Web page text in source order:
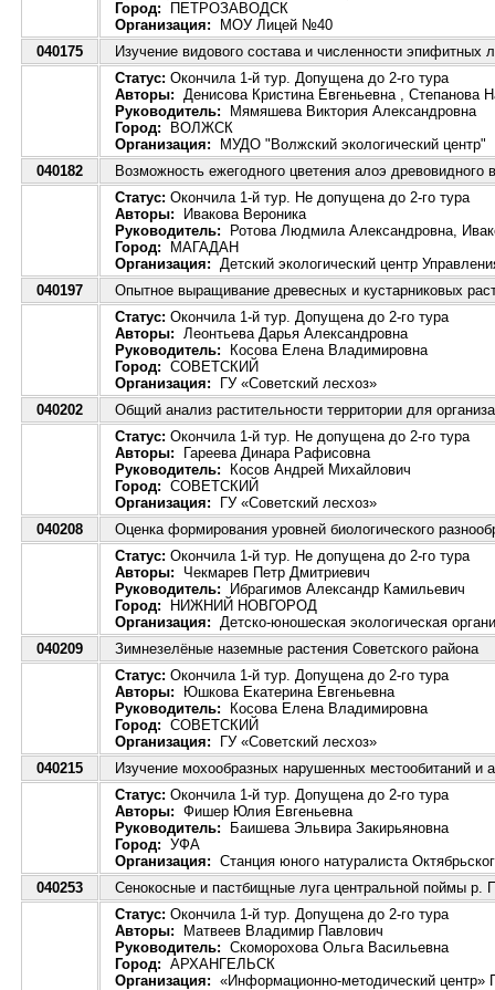
Город: ПЕТРОЗАВОДСК
Организация: МОУ Лицей №40
040175
Изучение видового состава и численности эпифитных
Статус: Окончила 1-й тур. Допущена до 2-го тура
Авторы: Денисова Кристина Евгеньевна , Степанова
Руководитель: Мямяшева Виктория Александровна
Город: ВОЛЖСК
Организация: МУДО "Волжский экологический центр"
040182
Возможность ежегодного цветения алоэ древовидного
Статус: Окончила 1-й тур. Не допущена до 2-го тура
Авторы: Ивакова Вероника
Руководитель: Ротова Людмила Александровна,
Город: МАГАДАН
Организация: Детский экологический центр
040197
Опытное выращивание древесных и кустарниковых
Статус: Окончила 1-й тур. Допущена до 2-го тура
Авторы: Леонтьева Дарья Александровна
Руководитель: Косова Елена Владимировна
Город: СОВЕТСКИЙ
Организация: ГУ «Советский лесхоз»
040202
Общий анализ растительности территории для
Статус: Окончила 1-й тур. Не допущена до 2-го тура
Авторы: Гареева Динара Рафисовна
Руководитель: Косов Андрей Михайлович
Город: СОВЕТСКИЙ
Организация: ГУ «Советский лесхоз»
040208
Оценка формирования уровней биологического
Статус: Окончила 1-й тур. Не допущена до 2-го тура
Авторы: Чекмарев Петр Дмитриевич
Руководитель: Ибрагимов Александр Камильевич
Город: НИЖНИЙ НОВГОРОД
Организация: Детско-юношеская экологическая
040209
Зимнезелёные наземные растения Советского района
Статус: Окончила 1-й тур. Допущена до 2-го тура
Авторы: Юшкова Екатерина Евгеньевна
Руководитель: Косова Елена Владимировна
Город: СОВЕТСКИЙ
Организация: ГУ «Советский лесхоз»
040215
Изучение мохообразных нарушенных местообитаний и
Статус: Окончила 1-й тур. Допущена до 2-го тура
Авторы: Фишер Юлия Евгеньевна
Руководитель: Баишева Эльвира Закирьяновна
Город: УФА
Организация: Станция юного натуралиста
040253
Сенокосные и пастбищные луга центральной поймы р.
Статус: Окончила 1-й тур. Допущена до 2-го тура
Авторы: Матвеев Владимир Павлович
Руководитель: Скоморохова Ольга Васильевна
Город: АРХАНГЕЛЬСК
Организация: «Информационно-методический центр»